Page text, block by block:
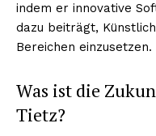
indem er innovative
dazu beiträgt,
Bereichen einzusetzen.
Was ist die
Tietz?